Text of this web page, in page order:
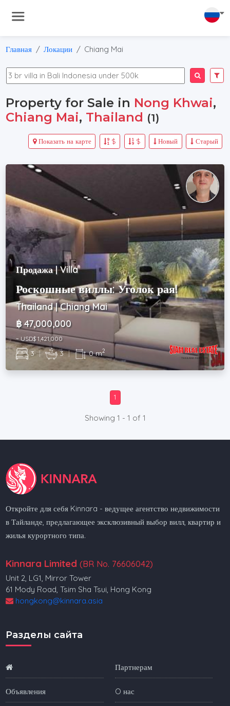
Главная Локации Chiang Mai
Property for Sale in Nong Khwai,
Chiang Mai, Thailand (1)
Старый
Новый
$
$
Показать на карте
Продажа | Villa
Роскошные виллы: Уголок рая!
Thailand | Chiang Mai
฿ 47,000,000
~ USD$ 1,421,000
3 | 3 | 0 m2
1
Showing 1 - 1 of 1
Откройте для себя Kinnara - ведущее агентство недвижимости
в Тайланде, предлагающее эксклюзивный выбор вилл, квартир и
жилья курортного типа.
Kinnara Limited (BR No. 76606042)
Unit 2, LG1, Mirror Tower
61 Mody Road, Tsim Sha Tsui, Hong Kong
hongkong@kinnara.asia
Разделы сайта
Объявления
Партнерам
O нас